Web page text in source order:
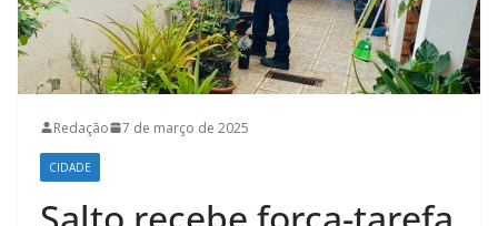
Redação 7 de março de 2025
CIDADE